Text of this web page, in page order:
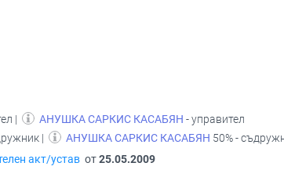
| АНУШКА САРКИС КАСАБЯН - управител
| АНУШКА САРКИС КАСАБЯН 50% -
акт/устав от25.05.2009